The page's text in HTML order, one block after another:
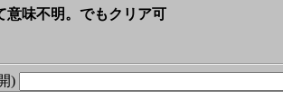
意味不明。でもクリア可
)